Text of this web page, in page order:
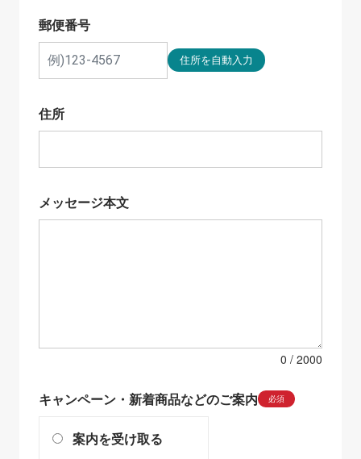
郵便番号
住所
メッセージ本文
0
キャンペーン・新着商品などのご案内 必須
案内を受け取る